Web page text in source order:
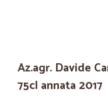
Az.agr. Davide
75cl annata 2017